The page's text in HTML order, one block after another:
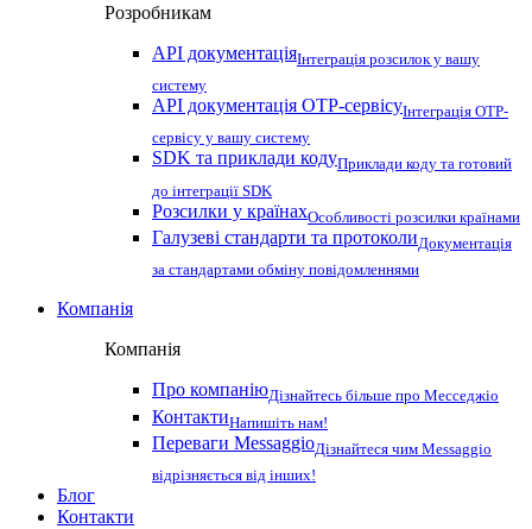
Розробникам
API документаціяІнтеграція розсилок у вашу
систему
API документація OTP-сервісуІнтеграція OTP-
сервісу у вашу систему
SDK та приклади кодуПриклади коду та готовий
до інтеграції SDK
Розсилки у країнахОсобливості розсилки країнами
Галузеві стандарти та протоколиДокументація
за стандартами обміну повідомленнями
Компанія
Компанія
Про компаніюДізнайтесь більше про Месседжіо
КонтактиНапишіть нам!
Переваги MessaggioДізнайтеся чим Messaggio
відрізняється від інших!
Блог
Контакти